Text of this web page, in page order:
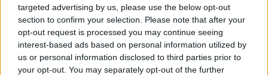
targeted advertising by us, please use the below opt-out
section to confirm your selection. Please note that after your
opt-out request is processed you may continue seeing
interest-based ads based on personal information utilized by
us or personal information disclosed to third parties prior to
your opt-out. You may separately opt-out of the further
θα οδηγήσει πουθενά. Η έλευση όμως ενός
θερμοκέφαλου Αμερικανού πιλότου και μια
αναπάντεχη συμμαχία με την νεαρή ανηψιά
ενός εγκάρδιού του φίλου, θα βγάλουν τον
Porco μια και καλή από το λημέρι του και θα